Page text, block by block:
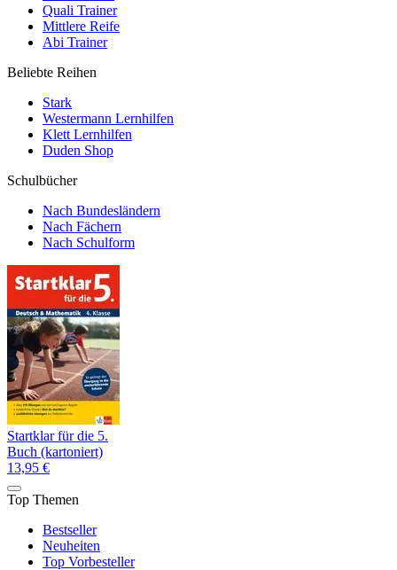
Quali Trainer
Mittlere Reife
Abi Trainer
Beliebte Reihen
Stark
Westermann Lernhilfen
Klett Lernhilfen
Duden Shop
Schulbücher
Nach Bundesländern
Nach Fächern
Nach Schulform
Startklar für die 5.
Buch (kartoniert)
13,95 €
Top Themen
Bestseller
Neuheiten
Top Vorbesteller